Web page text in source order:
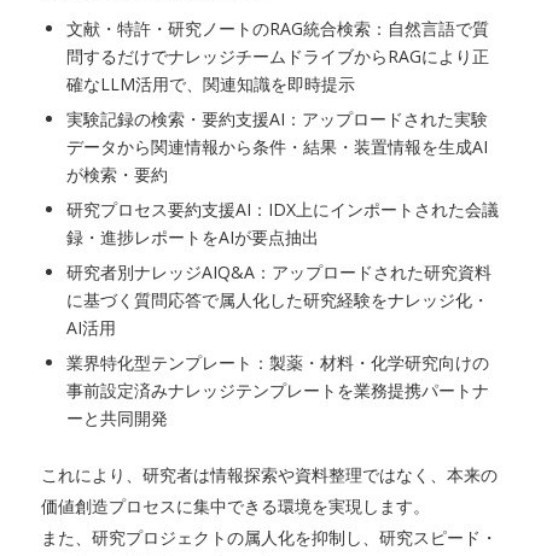
文献・特許・研究ノートのRAG統合検索：自然言語で質
問するだけでナレッジチームドライブからRAGにより正
確なLLM活用で、関連知識を即時提示
実験記録の検索・要約支援AI：アップロードされた実験
データから関連情報から条件・結果・装置情報を生成AI
が検索・要約
研究プロセス要約支援AI：IDX上にインポートされた会議
録・進捗レポートをAIが要点抽出
研究者別ナレッジAIQ&A：アップロードされた研究資料
に基づく質問応答で属人化した研究経験をナレッジ化・
AI活用
業界特化型テンプレート：製薬・材料・化学研究向けの
事前設定済みナレッジテンプレートを業務提携パートナ
ーと共同開発
これにより、研究者は情報探索や資料整理ではなく、本来の
価値創造プロセスに集中できる環境を実現します。
また、研究プロジェクトの属人化を抑制し、研究スピード・